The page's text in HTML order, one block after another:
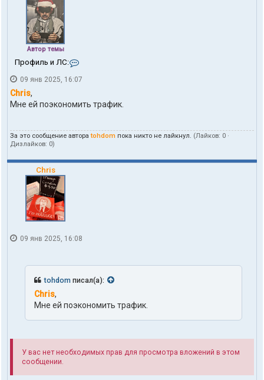
Автор темы
Профиль и ЛС:
н
к
п
ь
я
h
d
09 янв 2025, 16:07
Chris,
Мне ей поэкономить трафик.
За это сообщение автораtohdom пока никто не лайкнул. (Лайков: 0 ·
Дизлайков: 0)
Chris
09 янв 2025, 16:08
tohdom писал(а):
Chris,
Мне ей поэкономить трафик.
У вас нет необходимых прав для просмотра вложений в этом
сообщении.